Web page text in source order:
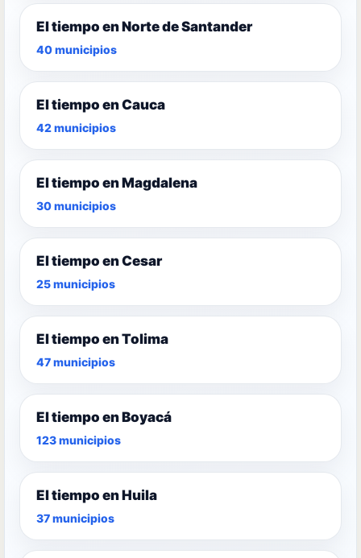
El tiempo en Norte de Santander
40 municipios
El tiempo en Cauca
42 municipios
El tiempo en Magdalena
30 municipios
El tiempo en Cesar
25 municipios
El tiempo en Tolima
47 municipios
El tiempo en Boyacá
123 municipios
El tiempo en Huila
37 municipios